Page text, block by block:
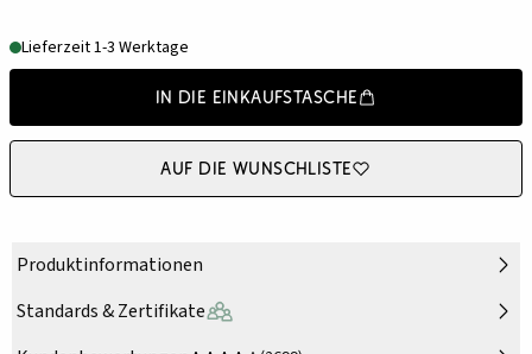
Lieferzeit 1-3 Werktage
In die Einkaufstasche
Auf die Wunschliste
Produktinformationen
Standards & Zertifikate